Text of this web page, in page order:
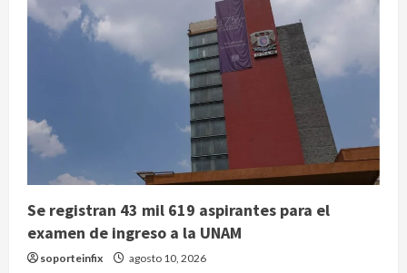
Se registran 43 mil 619 aspirantes para el
examen de ingreso a la UNAM
soporteinfix agosto 10, 2026